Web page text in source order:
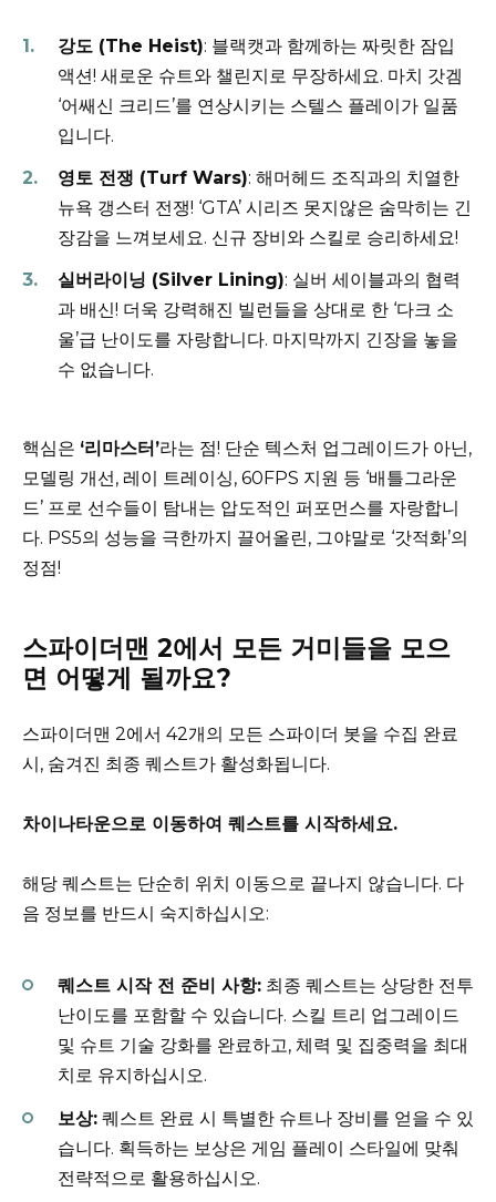
강도 (The Heist): 블랙캣과 함께하는 짜릿한 잠입
액션! 새로운 슈트와 챌린지로 무장하세요. 마치 갓겜
‘어쌔신 크리드’를 연상시키는 스텔스 플레이가 일품
입니다.
영토 전쟁 (Turf Wars): 해머헤드 조직과의 치열한
뉴욕 갱스터 전쟁! ‘GTA’ 시리즈 못지않은 숨막히는 긴
장감을 느껴보세요. 신규 장비와 스킬로 승리하세요!
실버라이닝 (Silver Lining): 실버 세이블과의 협력
과 배신! 더욱 강력해진 빌런들을 상대로 한 ‘다크 소
울’급 난이도를 자랑합니다. 마지막까지 긴장을 놓을
수 없습니다.
핵심은 ‘리마스터’라는 점! 단순 텍스처 업그레이드가 아닌,
모델링 개선, 레이 트레이싱, 60FPS 지원 등 ‘배틀그라운
드’ 프로 선수들이 탐내는 압도적인 퍼포먼스를 자랑합니
다. PS5의 성능을 극한까지 끌어올린, 그야말로 ‘갓적화’의
정점!
스파이더맨 2에서 모든 거미들을 모으
면 어떻게 될까요?
스파이더맨 2에서 42개의 모든 스파이더 봇을 수집 완료
시, 숨겨진 최종 퀘스트가 활성화됩니다.
차이나타운으로 이동하여 퀘스트를 시작하세요.
해당 퀘스트는 단순히 위치 이동으로 끝나지 않습니다. 다
음 정보를 반드시 숙지하십시오:
퀘스트 시작 전 준비 사항: 최종 퀘스트는 상당한 전투
난이도를 포함할 수 있습니다. 스킬 트리 업그레이드
및 슈트 기술 강화를 완료하고, 체력 및 집중력을 최대
치로 유지하십시오.
보상: 퀘스트 완료 시 특별한 슈트나 장비를 얻을 수 있
습니다. 획득하는 보상은 게임 플레이 스타일에 맞춰
전략적으로 활용하십시오.